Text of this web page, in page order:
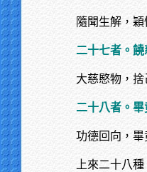
隨聞生解，穎
二十七者。饒
大慈愍物，捨
二十八者。畢
功德回向，畢
上來二十八